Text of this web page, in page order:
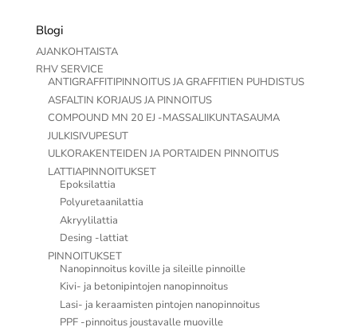
Blogi
AJANKOHTAISTA
RHV SERVICE
ANTIGRAFFITIPINNOITUS JA GRAFFITIEN PUHDISTUS
ASFALTIN KORJAUS JA PINNOITUS
COMPOUND MN 20 EJ -MASSALIIKUNTASAUMA
JULKISIVUPESUT
ULKORAKENTEIDEN JA PORTAIDEN PINNOITUS
LATTIAPINNOITUKSET
Epoksilattia
Polyuretaanilattia
Akryylilattia
Desing -lattiat
PINNOITUKSET
Nanopinnoitus koville ja sileille pinnoille
Kivi- ja betonipintojen nanopinnoitus
Lasi- ja keraamisten pintojen nanopinnoitus
PPF -pinnoitus joustavalle muoville